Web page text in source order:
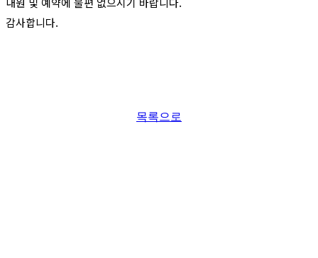
감사합니다.
목록으로